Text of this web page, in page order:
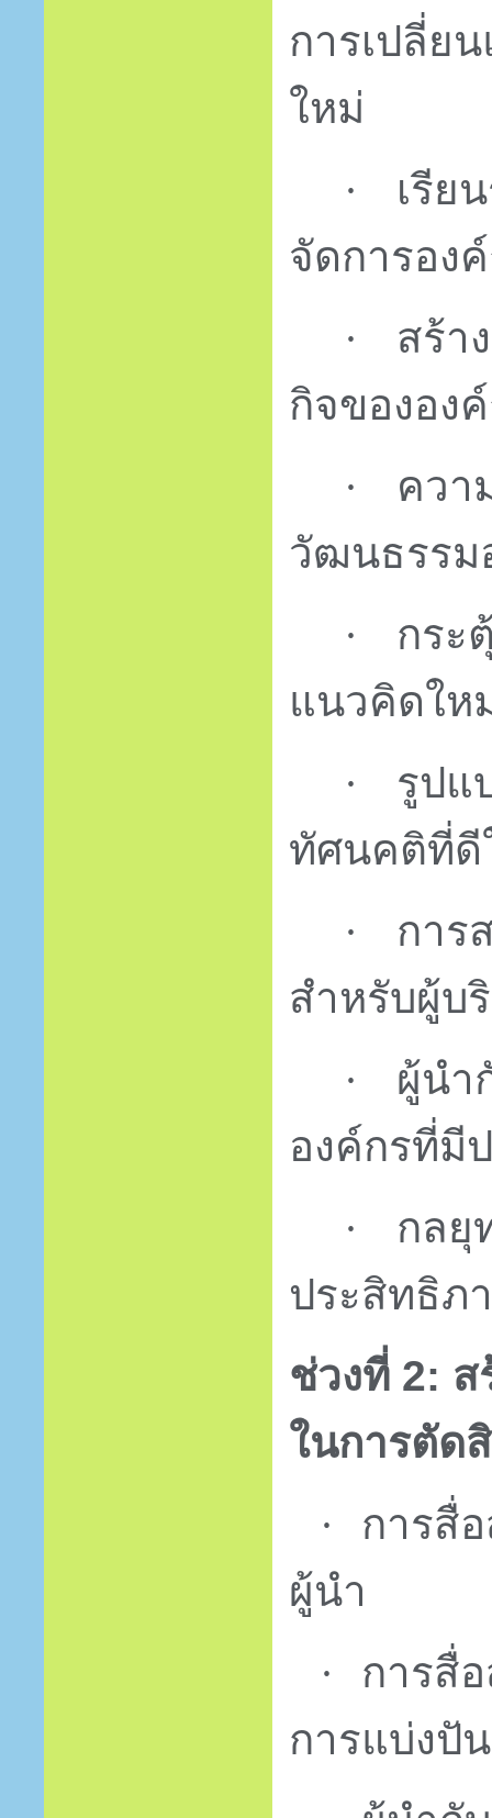
การเปลี่ย
ใหม่
·
เรีย
จัดการอง
·
สร้า
กิจขององ
·
ควา
วัฒนธรรม
·
กระ
แนวคิดให
·
รูปแ
ทัศนคติที่ดี
·
การ
สำหรับผู้บ
·
ผู้นำ
องค์กรที่มี
·
กลยุ
ประสิทธิภ
ช่วงที่ 2:
ในการตัด
·
การสื่
ผู้นำ
·
การสื่
การแบ่งปั